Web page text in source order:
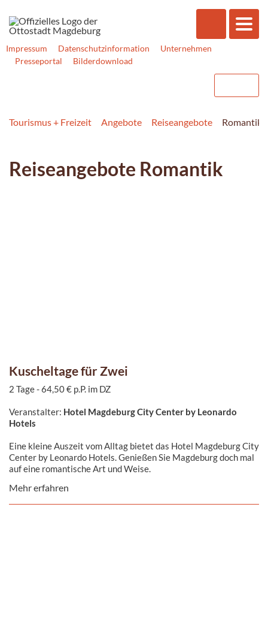
Impressum Datenschutzinformation
Unternehmen
Presseportal
Bilderdownload
Tourismus + Freizeit Angebote Reiseangebote
Reiseangebote Romantik
Kuscheltage für Zwei
2 Tage - 64,50 € p.P. im DZ
Veranstalter: Hotel Magdeburg City Center by Leonardo
Hotels
Eine kleine Auszeit vom Alltag bietet das Hotel Magdeburg City
Center by Leonardo Hotels. Genießen Sie Magdeburg doch mal
auf eine romantische Art und Weise.
Mehr erfahren